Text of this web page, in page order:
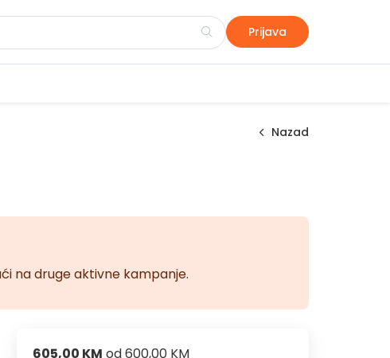
Prijava
Nazad
na druge aktivne kampanje.
605,00 KM od600,00 KM